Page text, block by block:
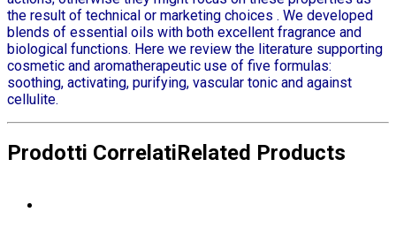
the result of technical or marketing choices . We developed
blends of essential oils with both excellent fragrance and
biological functions. Here we review the literature supporting
cosmetic and aromatherapeutic use of five formulas:
soothing, activating, purifying, vascular tonic and against
cellulite.
Prodotti CorrelatiRelated Products